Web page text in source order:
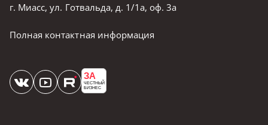
г. Миасс, ул. Готвальда, д. 1/1а, оф. 3а
Полная контактная информация
ЗА
ЧЕСТНЫЙ
БИЗНЕС